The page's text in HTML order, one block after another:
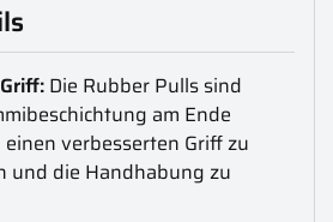
Die Rubber Pulls sind
am Ende
verbesserten Griff zu
und die Handhabung zu